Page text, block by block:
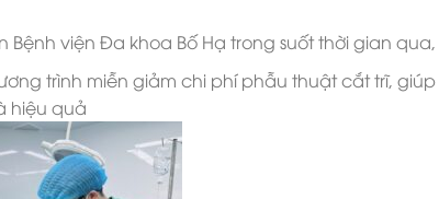
viện Đa khoa Bố Hạ trong suốt thời gian qua,
trình miễn giảm chi phí phẫu thuật cắt trĩ, giúp
hiệu quả